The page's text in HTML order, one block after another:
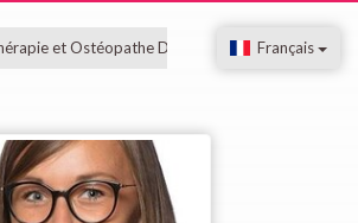
et Ostéopathe D.O. à RodangeFrançais